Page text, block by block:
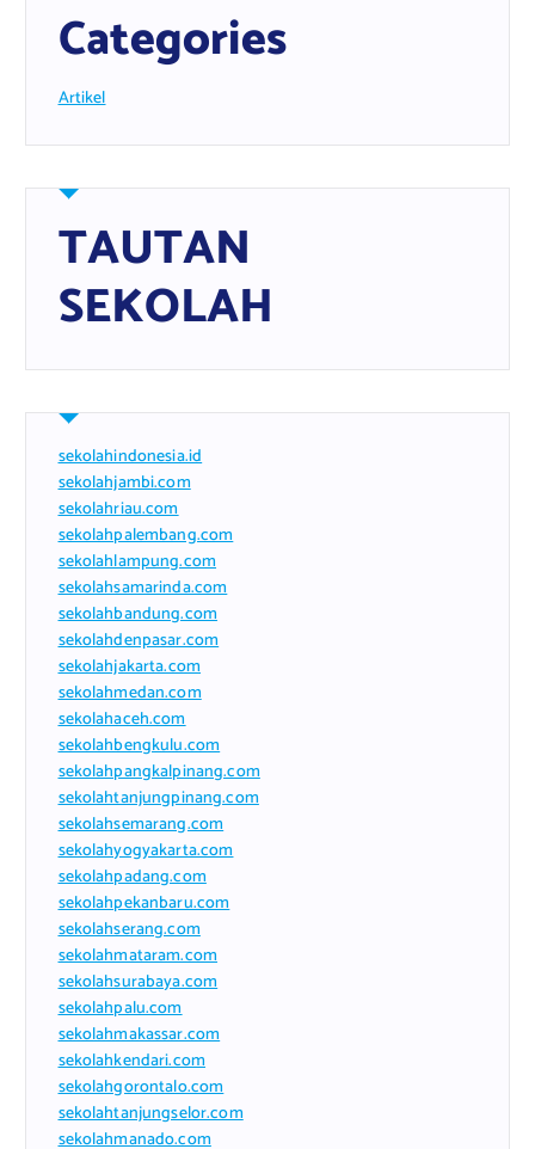
Categories
Artikel
TAUTAN
SEKOLAH
sekolahindonesia.id
sekolahjambi.com
sekolahriau.com
sekolahpalembang.com
sekolahlampung.com
sekolahsamarinda.com
sekolahbandung.com
sekolahdenpasar.com
sekolahjakarta.com
sekolahmedan.com
sekolahaceh.com
sekolahbengkulu.com
sekolahpangkalpinang.com
sekolahtanjungpinang.com
sekolahsemarang.com
sekolahyogyakarta.com
sekolahpadang.com
sekolahpekanbaru.com
sekolahserang.com
sekolahmataram.com
sekolahsurabaya.com
sekolahpalu.com
sekolahmakassar.com
sekolahkendari.com
sekolahgorontalo.com
sekolahtanjungselor.com
sekolahmanado.com